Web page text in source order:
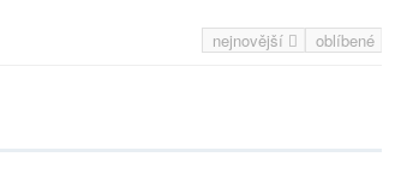
nejnovější oblíbené